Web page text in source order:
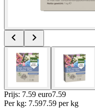
Prijs: 7.59 euro7.59
Per kg: 7.597.59 per kg